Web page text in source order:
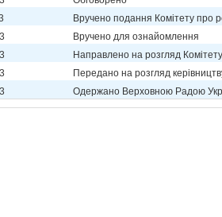
Вручено подання Комітету про
Вручено для ознайомлення
Направлено на розгляд Комітету
Передано на розгляд
Одержано Верховною Радою